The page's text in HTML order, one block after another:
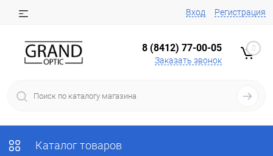
Вход Регистрация
8 (8412) 77-00-05
Заказать звонок
0
Каталог товаров